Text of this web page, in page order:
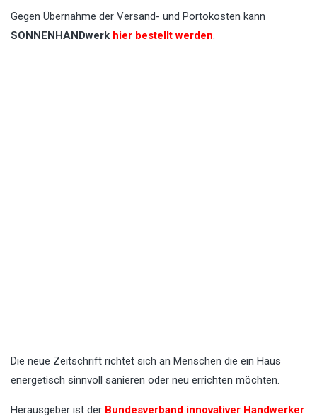
Gegen Übernahme der Versand- und Portokosten kann
SONNENHANDwerk hier bestellt werden.
Die neue Zeitschrift richtet sich an Menschen die ein Haus
energetisch sinnvoll sanieren oder neu errichten möchten.
Herausgeber ist der Bundesverband innovativer Handwerker